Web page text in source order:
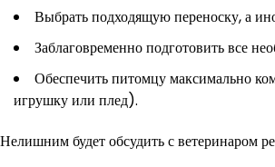
Выбрать подходящую переноску, а
Заблаговременно подготовить все
Обеспечить питомцу максимально
игрушку или плед).
Нелишним будет обсудить с ветеринаром